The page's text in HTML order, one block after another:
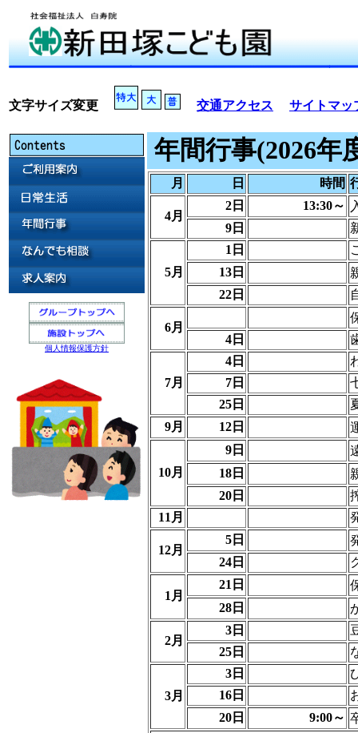
文字サイズ変更 交通アクセス サイトマッ
個人情報保護方針
年間行事(2026年
月 日 時間
4月
2日 13:30～
9日
5月
1日
13日
22日
6月
4日
7月
4日
7日
25日
9月
12日
10月
9日
18日
20日
11月
12月
5日
24日
1月
21日
28日
2月
3日
25日
3月
3日
16日
20日
9:00～